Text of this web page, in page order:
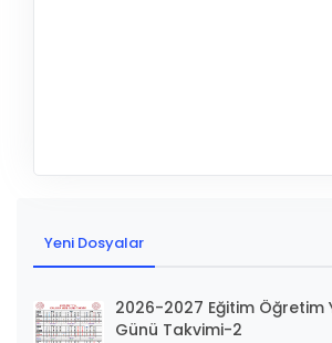
Yeni Dosyalar
2026-2027 Eğitim Öğretim
Günü Takvimi-2